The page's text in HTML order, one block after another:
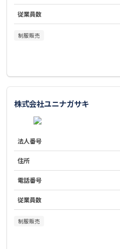
従業員数
制服販売
株式会社ユニナガサキ
法人番号
住所
電話番号
従業員数
制服販売